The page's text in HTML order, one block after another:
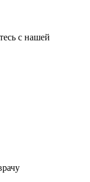
с нашей